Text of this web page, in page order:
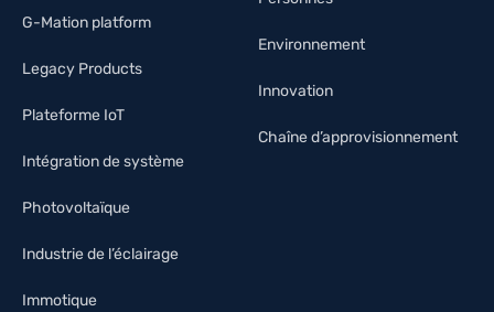
G-Mation platform
Legacy Products
Plateforme IoT
Intégration de système
Photovoltaïque
Industrie de l’éclairage
Immotique
Environnement
Innovation
Chaîne d’approvisionnement